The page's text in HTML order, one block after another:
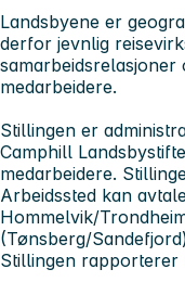
Landsbyene er
derfor jevnlig
medarbeidere.
Stillingen er
Camphill
medarbeidere.
Arbeidssted kan
Hommelvik/
(Tønsberg/
Stillingen